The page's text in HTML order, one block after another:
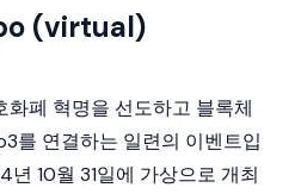
(virtual)
화폐 혁명을 선도하고 블록체
를 연결하는 일련의 이벤트입
10월 31일에 가상으로 개최